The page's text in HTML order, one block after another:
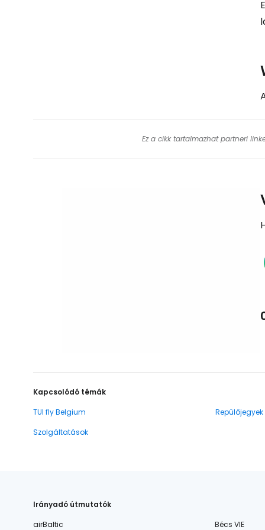
Ez a cikk tartalmazhat partneri
Kapcsolódó témák
TUI fly Belgium
Repülőjegyek
Szolgáltatások
Irányadó útmutatók
airBaltic
Bécs VIE